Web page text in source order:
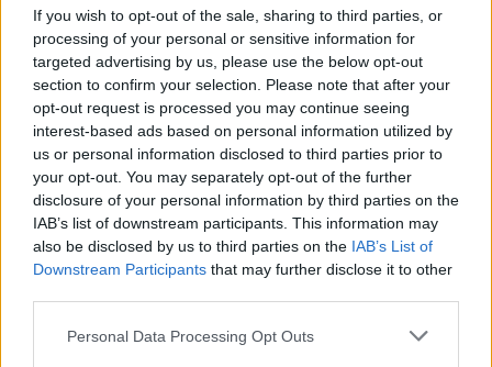
If you wish to opt-out of the sale, sharing to third parties, or
processing of your personal or sensitive information for
targeted advertising by us, please use the below opt-out
section to confirm your selection. Please note that after your
opt-out request is processed you may continue seeing
interest-based ads based on personal information utilized by
us or personal information disclosed to third parties prior to
your opt-out. You may separately opt-out of the further
disclosure of your personal information by third parties on the
IAB’s list of downstream participants. This information may
also be disclosed by us to third parties on the IAB’s List of
Downstream Participants that may further disclose it to other
Please note that this website/app uses one or more Google
Personal Data Processing Opt Outs
található mogyoródi Ring Autósmozi és Kemping ad
otthont a…